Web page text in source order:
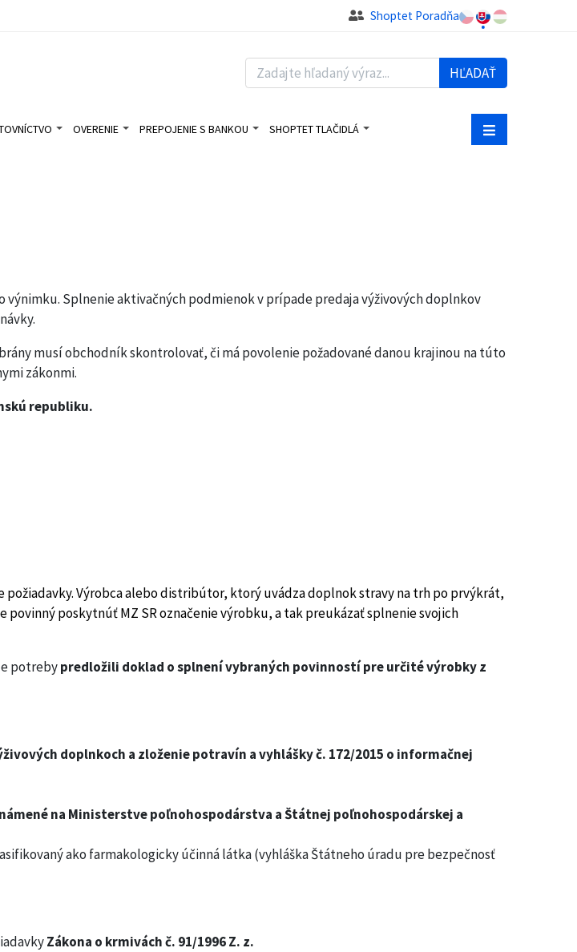
Shoptet Poradňa
HĽADAŤ
OVERENIE PREPOJENIE S BANKOU SHOPTET TLAČIDLÁ
Splnenie aktivačných podmienok v prípade predaja výživových doplnkov
musí obchodník skontrolovať, či má povolenie požadované danou krajinou na túto
zákonmi.
republiku.
Výrobca alebo distribútor, ktorý uvádza doplnok stravy na trh po prvýkrát,
poskytnúť MZ SR označenie výrobku, a tak preukázať splnenie svojich
potrebypredložili doklad o splnení vybraných povinností pre určité výrobky z
doplnkoch a zloženie potravín a vyhlášky č. 172/2015 o informačnej
na Ministerstve poľnohospodárstva a Štátnej poľnohospodárskej a
ako farmakologicky účinná látka (vyhláška Štátneho úradu pre bezpečnosť
Zákona o krmivách č. 91/1996 Z. z.